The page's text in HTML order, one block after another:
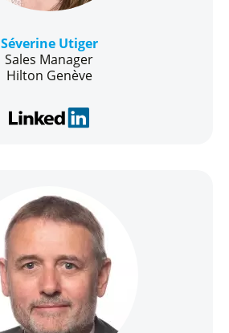
Séverine Utiger
Sales Manager
Hilton Genève